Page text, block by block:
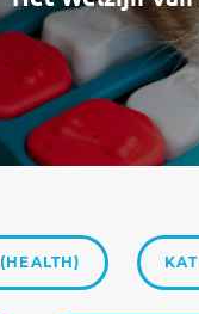
Mei brengt
meer
en
WEITERLESEN